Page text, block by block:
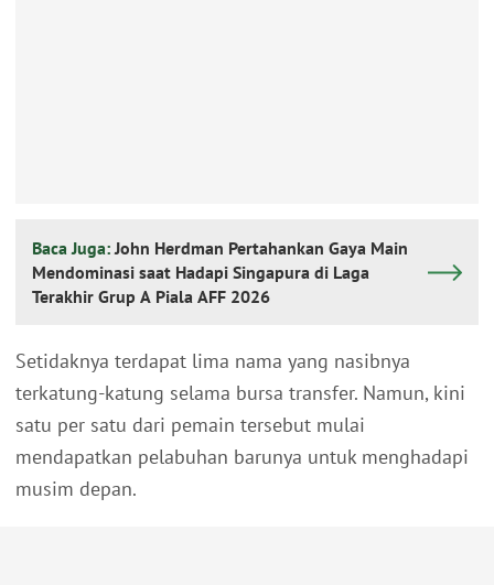
Baca Juga:John Herdman Pertahankan Gaya Main
Mendominasi saat Hadapi Singapura di Laga
Terakhir Grup A Piala AFF 2026
Setidaknya terdapat lima nama yang nasibnya
terkatung-katung selama bursa transfer. Namun, kini
satu per satu dari pemain tersebut mulai
mendapatkan pelabuhan barunya untuk menghadapi
musim depan.